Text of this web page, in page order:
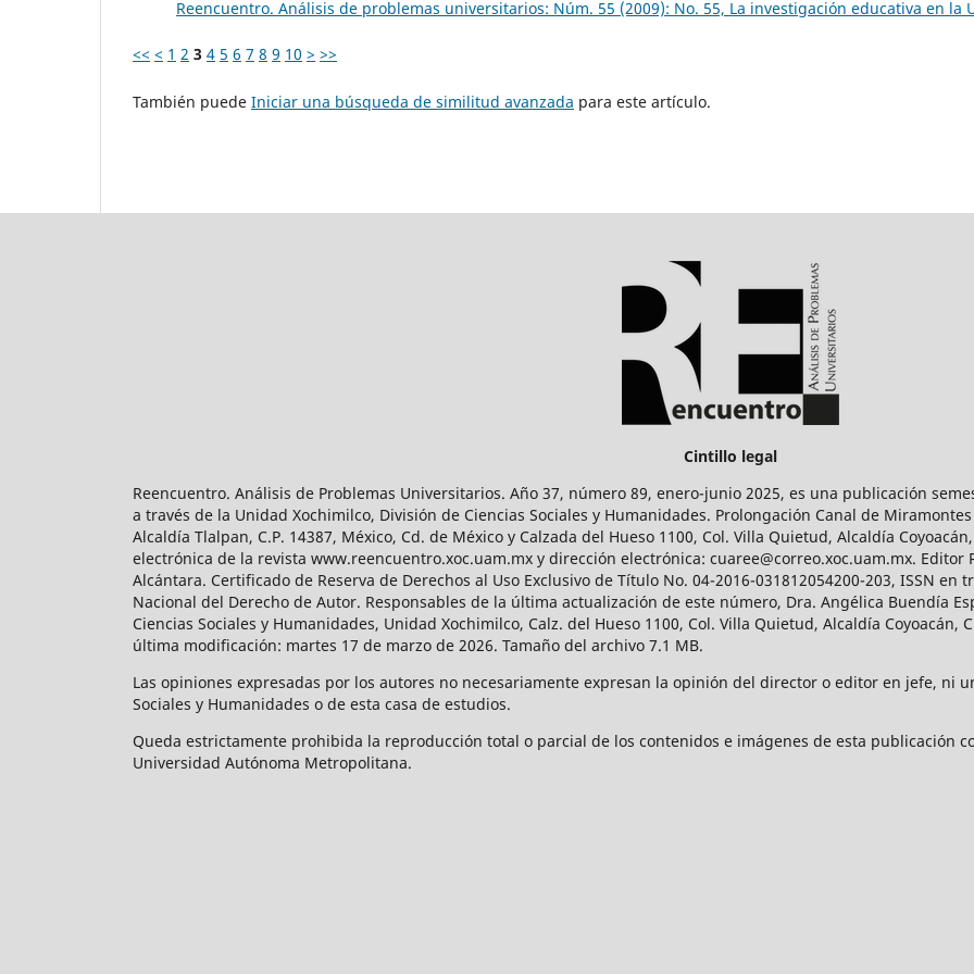
Reencuentro. Análisis de problemas universitarios: Núm. 55 (2009): No. 55, La investigación educativa en la
<< < 1 2 3 4 5 6 7 8 9 10 > >>
También puede Iniciar una búsqueda de similitud avanzada para este artículo.
Cintillo legal
Reencuentro. Análisis de Problemas Universitarios. Año 37, número 89, enero-junio 2025, es una publicación
a través de la Unidad Xochimilco, División de Ciencias Sociales y Humanidades. Prolongación Canal de Miramontes
Alcaldía Tlalpan, C.P. 14387, México, Cd. de México y Calzada del Hueso 1100, Col. Villa Quietud, Alcaldía
electrónica de la revista www.reencuentro.xoc.uam.mx y dirección electrónica: cuaree@correo.xoc.uam.mx. Editor
Alcántara. Certificado de Reserva de Derechos al Uso Exclusivo de Título No. 04-2016-031812054200-203, ISSN
Nacional del Derecho de Autor. Responsables de la última actualización de este número, Dra. Angélica Buendía
Ciencias Sociales y Humanidades, Unidad Xochimilco, Calz. del Hueso 1100, Col. Villa Quietud, Alcaldía Coyoacán,
última modificación: martes 17 de marzo de 2026. Tamaño del archivo 7.1 MB.
Las opiniones expresadas por los autores no necesariamente expresan la opinión del director o editor en jefe, ni
Sociales y Humanidades o de esta casa de estudios.
Queda estrictamente prohibida la reproducción total o parcial de los contenidos e imágenes de esta publicación
Universidad Autónoma Metropolitana.